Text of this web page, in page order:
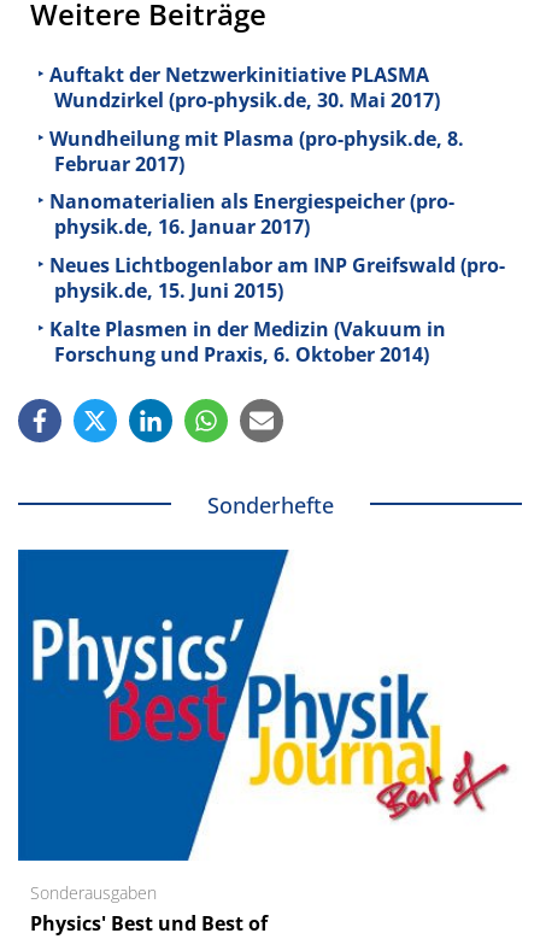
Weitere Beiträge
Auftakt der Netzwerkinitiative PLASMA
Wundzirkel (pro-physik.de, 30. Mai 2017)
Wundheilung mit Plasma (pro-physik.de, 8.
Februar 2017)
Nanomaterialien als Energiespeicher (pro-
physik.de, 16. Januar 2017)
Neues Lichtbogenlabor am INP Greifswald (pro-
physik.de, 15. Juni 2015)
Kalte Plasmen in der Medizin (Vakuum in
Forschung und Praxis, 6. Oktober 2014)
Sonderhefte
Sonderausgaben
Physics' Best und Best of